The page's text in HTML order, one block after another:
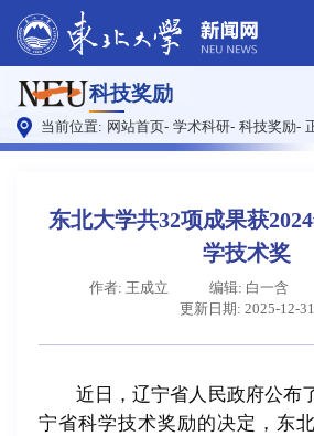
科技奖励
当前位置: 网站首页- 学术科研- 科技奖励-
东北大学共32项成果获
学技术奖
作者: 王成立 编辑: 白一含
更新日期: 2025-12-31
近日，辽宁省人民政府公布
宁省科学技术奖励的决定，东
原